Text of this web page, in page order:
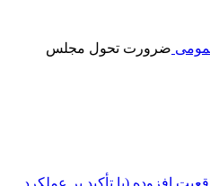
ضرورت تحول مجلس